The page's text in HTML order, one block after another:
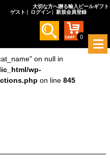
wp-
on line 845
on null in
wp-
on line 845
大切な方へ贈る輸入ビールギフト
ゲスト
ログイン 新規会員登録
0
メ
ニ